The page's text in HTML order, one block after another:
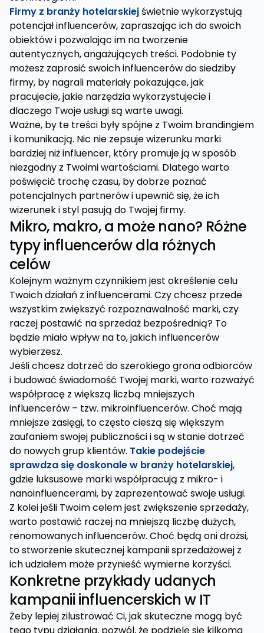
Firmy z branży hotelarskiejświetnie wykorzystują
potencjał influencerów, zapraszając ich do swoich
obiektów i pozwalając im na tworzenie
autentycznych, angażujących treści. Podobnie ty
możesz zaprosić swoich influencerów do siedziby
firmy, by nagrali materiały pokazujące, jak
pracujecie, jakie narzędzia wykorzystujecie i
dlaczego Twoje usługi są warte uwagi.
Ważne, by te treści były spójne z Twoim brandingiem
i komunikacją. Nic nie zepsuje wizerunku marki
bardziej niż influencer, który promuje ją w sposób
niezgodny z Twoimi wartościami. Dlatego warto
poświęcić trochę czasu, by dobrze poznać
potencjalnych partnerów i upewnić się, że ich
wizerunek i styl pasują do Twojej firmy.
Mikro, makro, a może nano? Różne
typy influencerów dla różnych
celów
Kolejnym ważnym czynnikiem jest określenie celu
Twoich działań z influencerami. Czy chcesz przede
wszystkim zwiększyć rozpoznawalność marki, czy
raczej postawić na sprzedaż bezpośrednią? To
będzie miało wpływ na to, jakich influencerów
wybierzesz.
Jeśli chcesz dotrzeć do szerokiego grona odbiorców
i budować świadomość Twojej marki, warto rozważyć
współpracę z większą liczbą mniejszych
influencerów – tzw. mikroinfluencerów. Choć mają
mniejsze zasięgi, to często cieszą się większym
zaufaniem swojej publiczności i są w stanie dotrzeć
do nowych grup klientów. Takie podejście
sprawdza się doskonale w branży hotelarskiej,
gdzie luksusowe marki współpracują z mikro- i
nanoinfluencerami, by zaprezentować swoje usługi.
Z kolei jeśli Twoim celem jest zwiększenie sprzedaży,
warto postawić raczej na mniejszą liczbę dużych,
renomowanych influencerów. Choć będą oni drożsi,
to stworzenie skutecznej kampanii sprzedażowej z
ich udziałem może przynieść wymierne korzyści.
Konkretne przykłady udanych
kampanii influencerskich w IT
Żeby lepiej zilustrować Ci, jak skuteczne mogą być